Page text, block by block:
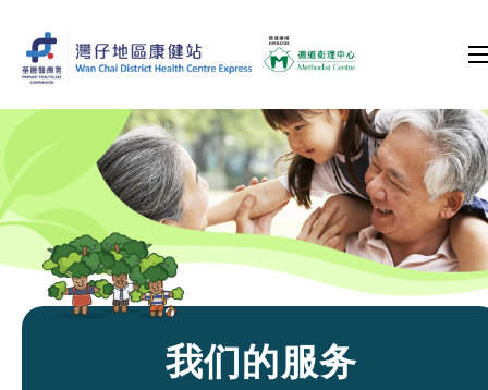
我们的服务